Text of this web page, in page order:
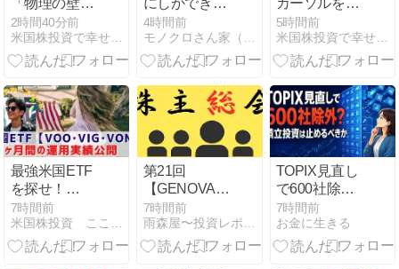
「物理の壁」
米データセン
ター規制500
件超で成長モ
2時間40分前
にしかできな
いこと。くだ
らない！
4時間前
カーソルを
600億ドルで
買収へ AI戦略
はインフラか
アへ
5時間前
最強米国ETF
を探せ！
『VOO・
VIG・
VONG』【67
7時間前
第21回
【GENOVA】
定時株主総会
渋谷ソラスタ
2026.6.23
7時間前
TOPIX見直し
で600社除
外？積立投資
は止めるべき
か
7時間前
お金に生きる